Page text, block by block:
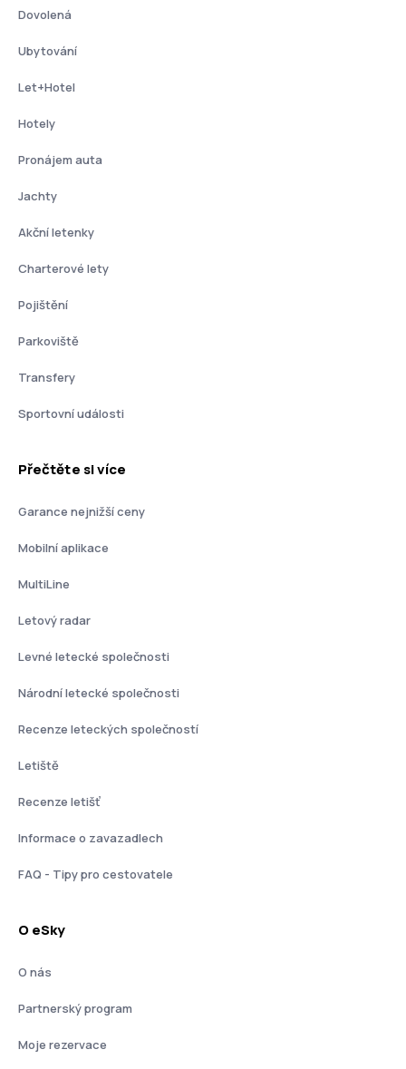
Dovolená
Ubytování
Let+Hotel
Hotely
Pronájem auta
Jachty
Akční letenky
Charterové lety
Pojištění
Parkoviště
Transfery
Sportovní události
Přečtěte si více
Garance nejnižší ceny
Mobilní aplikace
MultiLine
Letový radar
Levné letecké společnosti
Národní letecké společnosti
Recenze leteckých společností
Letiště
Recenze letišť
Informace o zavazadlech
FAQ - Tipy pro cestovatele
O eSky
O nás
Partnerský program
Moje rezervace